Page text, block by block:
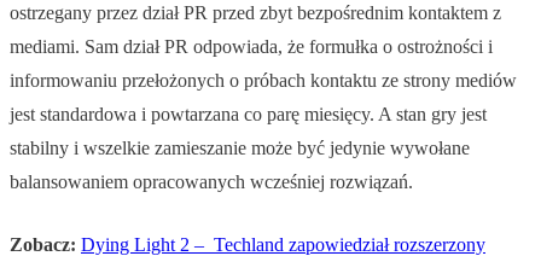
ostrzegany przez dział PR przed zbyt bezpośrednim kontaktem z
mediami. Sam dział PR odpowiada, że formułka o ostrożności i
informowaniu przełożonych o próbach kontaktu ze strony mediów
jest standardowa i powtarzana co parę miesięcy. A stan gry jest
stabilny i wszelkie zamieszanie może być jedynie wywołane
balansowaniem opracowanych wcześniej rozwiązań.
Zobacz: Dying Light 2 – Techland zapowiedział rozszerzony